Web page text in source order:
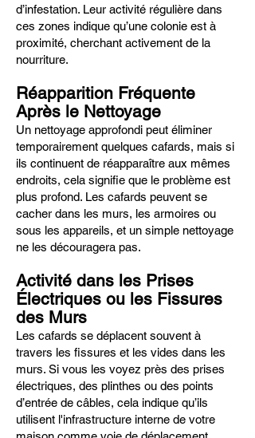
d’infestation. Leur activité régulière dans
ces zones indique qu’une colonie est à
proximité, cherchant activement de la
nourriture.
Réapparition Fréquente
Après le Nettoyage
Un nettoyage approfondi peut éliminer
temporairement quelques cafards, mais si
ils continuent de réapparaître aux mêmes
endroits, cela signifie que le problème est
plus profond. Les cafards peuvent se
cacher dans les murs, les armoires ou
sous les appareils, et un simple nettoyage
ne les découragera pas.
Activité dans les Prises
Électriques ou les Fissures
des Murs
Les cafards se déplacent souvent à
travers les fissures et les vides dans les
murs. Si vous les voyez près des prises
électriques, des plinthes ou des points
d’entrée de câbles, cela indique qu’ils
utilisent l'infrastructure interne de votre